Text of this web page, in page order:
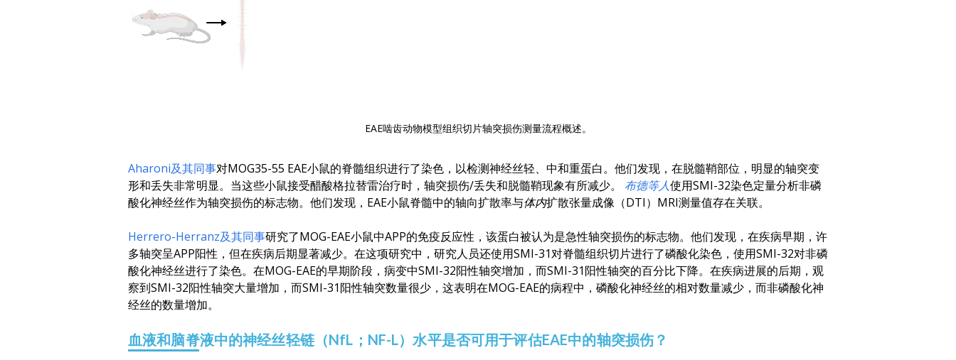
EAE啮齿动物模型组织切片轴突损伤测量流程概述。
Aharoni及其同事对MOG35-55 EAE小鼠的脊髓组织进行了染色，以检测神经丝轻、中和重蛋白。他们发现，在脱髓鞘部位，明显的轴突变
形和丢失非常明显。当这些小鼠接受醋酸格拉替雷治疗时，轴突损伤/丢失和脱髓鞘现象有所减少。
布德等人使用SMI-32染色定量分析非磷
酸化神经丝作为轴突损伤的标志物。他们发现，EAE小鼠脊髓中的轴向扩散率与体内扩散张量成像（DTI）MRI测量值存在关联。
Herrero-Herranz及其同事研究了MOG-EAE小鼠中APP的免疫反应性，该蛋白被认为是急性轴突损伤的标志物。他们发现，在疾病早期，许
多轴突呈APP阳性，但在疾病后期显著减少。在这项研究中，研究人员还使用SMI-31对脊髓组织切片进行了磷酸化染色，使用SMI-32对非磷
酸化神经丝进行了染色。在MOG-EAE的早期阶段，病变中SMI-32阳性轴突增加，而SMI-31阳性轴突的百分比下降。在疾病进展的后期，观
察到SMI-32阳性轴突大量增加，而SMI-31阳性轴突数量很少，这表明在MOG-EAE的病程中，磷酸化神经丝的相对数量减少，而非磷酸化神
经丝的数量增加。
血液和脑脊液中的神经丝轻链（NfL；NF-L）水平是否可用于评估EAE中的轴突损伤？